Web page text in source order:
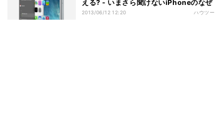
える? - いまさら聞けないiPhoneのなぜ
2013/06/12 12:20 ハウツー